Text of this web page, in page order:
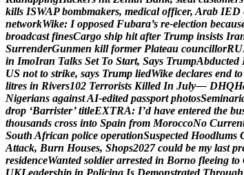
kills ISWAP bombmakers, medical officer, Arab IED
networkWike: I opposed Fubara’s re-election becaus
broadcast finesCargo ship hit after Trump insists Ira
SurrenderGunmen kill former Plateau councillorRU
in ImoIran Talks Set To Start, Says TrumpAbducted
US not to strike, says Trump liedWike declares end to
litres in Rivers102 Terrorists Killed In July— DHQH
Nigerians againstAI-edited passport photosSeminari
drop ‘Barrister’ titleEXTRA: I’d have entered the bu
thousands cross into Spain from MoroccoNo Curren
South African police operationSuspected Hoodlums
Attack, Burn Houses, Shops2027 could be my last pr
residenceWanted soldier arrested in Borno fleeing to